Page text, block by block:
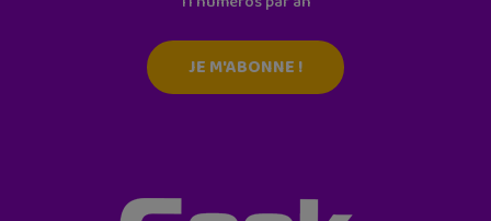
JE M'ABONNE !